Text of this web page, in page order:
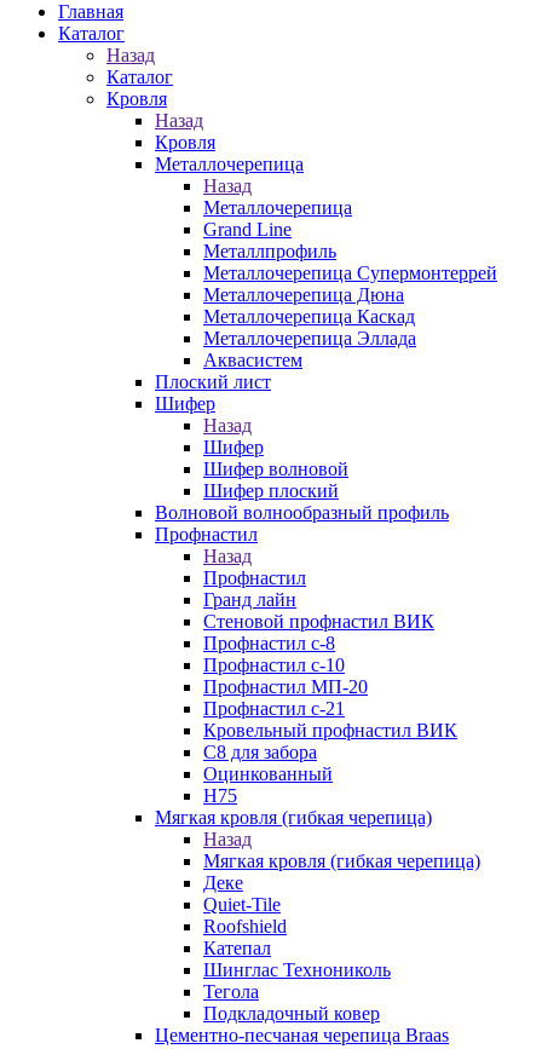
Главная
Каталог
Назад
Каталог
Кровля
Назад
Кровля
Металлочерепица
Назад
Металлочерепица
Grand Line
Металлпрофиль
Металлочерепица Супермонтеррей
Металлочерепица Дюна
Металлочерепица Каскад
Металлочерепица Эллада
Аквасистем
Плоский лист
Шифер
Назад
Шифер
Шифер волновой
Шифер плоский
Волновой волнообразный профиль
Профнастил
Назад
Профнастил
Гранд лайн
Стеновой профнастил ВИК
Профнастил с-8
Профнастил с-10
Профнастил МП-20
Профнастил с-21
Кровельный профнастил ВИК
С8 для забора
Оцинкованный
Н75
Мягкая кровля (гибкая черепица)
Назад
Мягкая кровля (гибкая черепица)
Деке
Quiet-Tile
Roofshield
Катепал
Шинглас Технониколь
Тегола
Подкладочный ковер
Цементно-песчаная черепица Braas